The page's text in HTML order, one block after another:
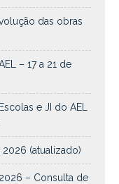
das obras
– 17 a 21 de
e JI do AEL
2026 (atualizado)
2026 – Consulta de